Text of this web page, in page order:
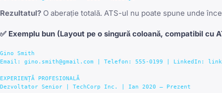
Rezultatul? O aberație totală. ATS-ul nu poate spune unde
✅ Exemplu bun (Layout pe o singură coloană, compatibil cu
Gino Smith
Email: gino.smith@gmail.com | Telefon: 555-0199 | LinkedIn:
EXPERIENȚĂ PROFESIONALĂ
Dezvoltator Senior | TechCorp Inc. | Ian 2020 – Prezent